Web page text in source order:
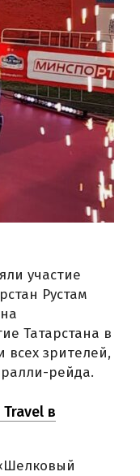
участие
Рустам
Татарстана в
всех зрителей,
рейда.
в